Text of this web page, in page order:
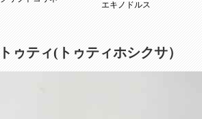
エキノドルス
ゥティ(トゥティホシクサ）